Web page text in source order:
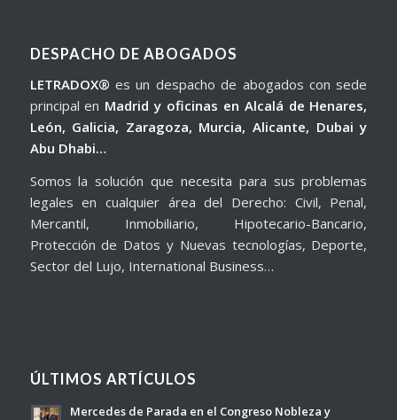
DESPACHO DE ABOGADOS
LETRADOX® es un despacho de abogados con sede
principal en Madrid y oficinas en Alcalá de Henares,
León, Galicia, Zaragoza, Murcia, Alicante, Dubai y
Abu Dhabi…
Somos la solución que necesita para sus problemas
legales en cualquier área del Derecho: Civil, Penal,
Mercantil, Inmobiliario, Hipotecario-Bancario,
Protección de Datos y Nuevas tecnologías, Deporte,
Sector del Lujo, International Business…
ÚLTIMOS ARTÍCULOS
Mercedes de Parada en el Congreso Nobleza y